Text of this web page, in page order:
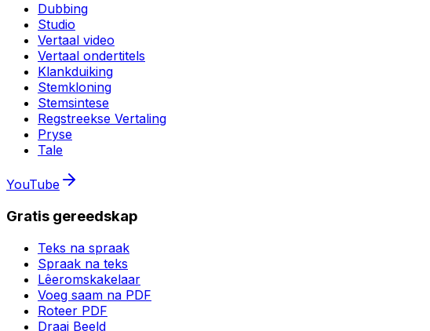
Dubbing
Studio
Vertaal video
Vertaal ondertitels
Klankduiking
Stemkloning
Stemsintese
Regstreekse Vertaling
Pryse
Tale
YouTube
Gratis gereedskap
Teks na spraak
Spraak na teks
Lêeromskakelaar
Voeg saam na PDF
Roteer PDF
Draai Beeld